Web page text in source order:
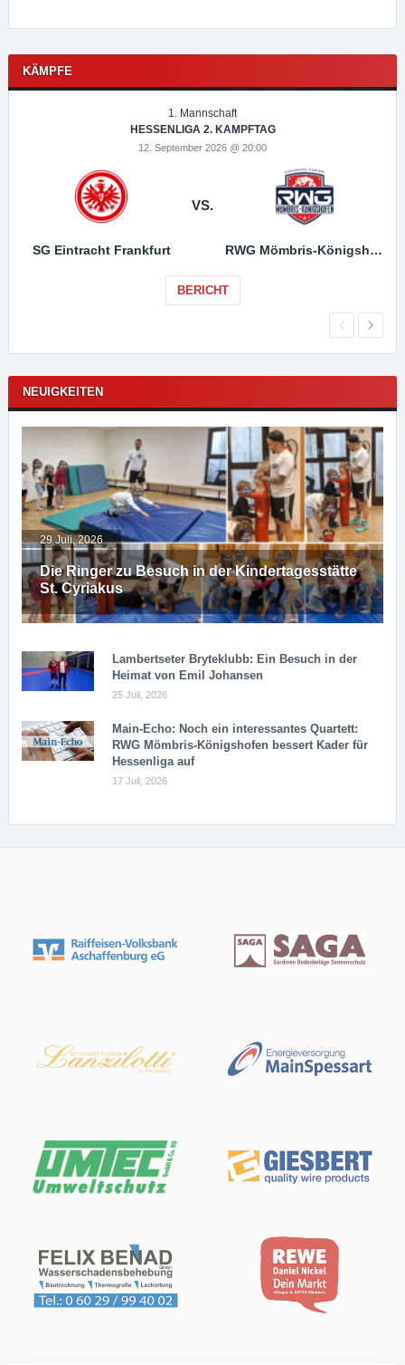
KÄMPFE
1. Mannschaft
HESSENLIGA 2. KAMPFTAG
12. September 2026 @ 20:00
SG Eintracht Frankfurt
VS.
RWG Mömbris-Königshofen
BERICHT
NEUIGKEITEN
Die Ringer zu Besuch in der Kindertagesstätte
St. Cyriakus
29 Juli, 2026
Lambertseter Bryteklubb: Ein Besuch in der
Heimat von Emil Johansen
25 Juli, 2026
Main-Echo: Noch ein in­ter­es­san­tes Quar­tett:
RWG Möm­b­ris-Kö­n­igs­ho­fen bessert Kader für
Hessenliga auf
17 Juli, 2026